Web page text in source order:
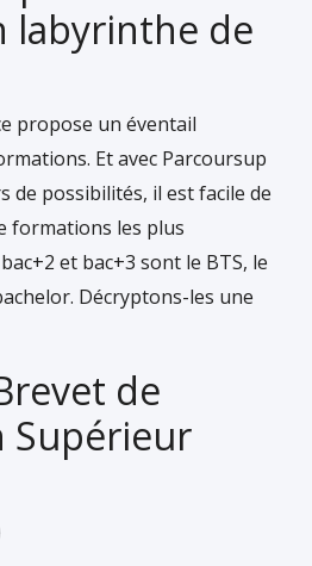
labyrinthe de
propose un éventail
Et avec Parcoursup
de possibilités, il est facile de
formations les plus
et bac+3 sont le BTS, le
Décryptons-les une
de
Supérieur